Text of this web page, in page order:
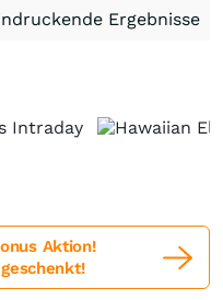
Ergebnisse
Aktion!